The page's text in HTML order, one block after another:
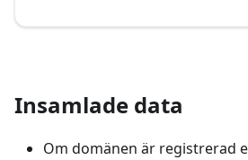
Insamlade data
Om domänen är registrerad